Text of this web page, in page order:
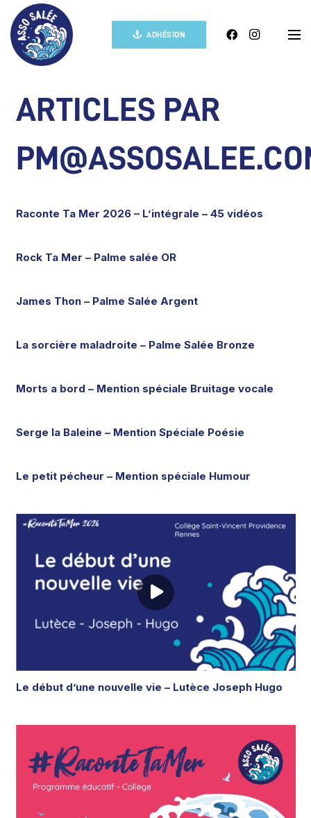
ADHÉSION
ARTICLES PAR
Raconte Ta Mer 2026 – L’intégrale – 45 vidéos
Rock Ta Mer – Palme salée OR
James Thon – Palme Salée Argent
La sorcière maladroite – Palme Salée Bronze
Morts a bord – Mention spéciale Bruitage vocale
Serge la Baleine – Mention Spéciale Poésie
Le petit pécheur – Mention spéciale Humour
Le début d’une nouvelle vie – Lutèce Joseph Hugo